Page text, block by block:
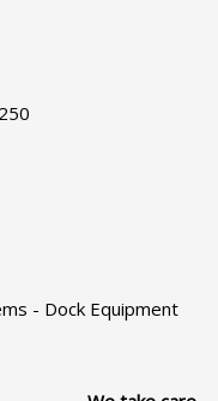
- Dock Equipment